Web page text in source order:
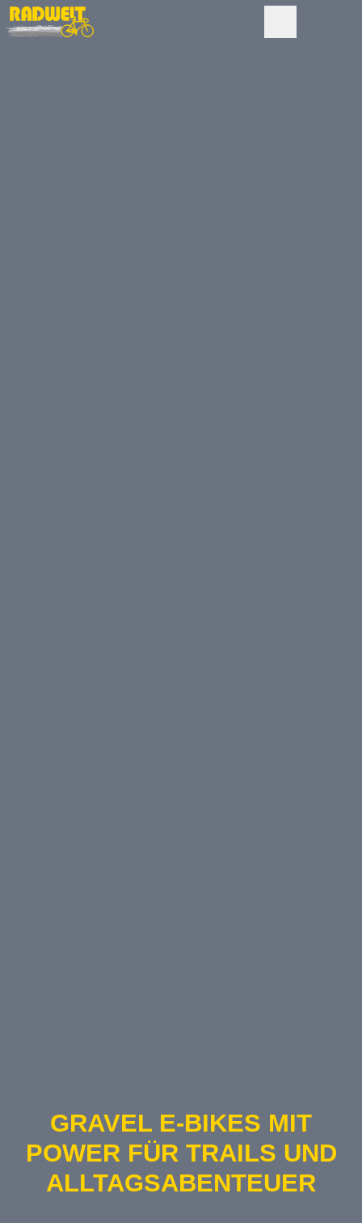
GRAVEL E-BIKES MIT
POWER FÜR TRAILS UND
ALLTAGSABENTEUER